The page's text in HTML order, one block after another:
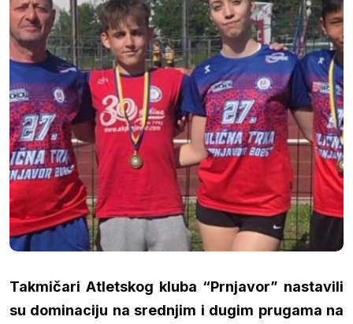
Takmičari Atletskog kluba “Prnjavor” nastavili
su dominaciju na srednjim i dugim prugama na